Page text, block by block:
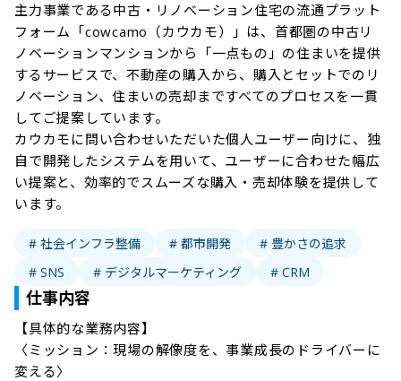
主力事業である中古・リノベーション住宅の流通プラット
フォーム「cowcamo（カウカモ）」は、首都圏の中古リ
ノベーションマンションから「一点もの」の住まいを提供
するサービスで、不動産の購入から、購入とセットでのリ
ノベーション、住まいの売却まですべてのプロセスを一貫
してご提案しています。
カウカモに問い合わせいただいた個人ユーザー向けに、独
自で開発したシステムを用いて、ユーザーに合わせた幅広
い提案と、効率的でスムーズな購入・売却体験を提供して
います。
# 社会インフラ整備 # 都市開発
# 豊かさの追求
# SNS
# デジタルマーケティング # CRM
仕事内容
【具体的な業務内容】
〈ミッション：現場の解像度を、事業成長のドライバーに
変える〉